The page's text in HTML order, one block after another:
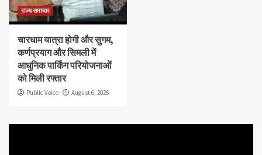
राज्य समाचार
चारधाम यात्रा होगी और सुगम,
कर्णप्रयाग और सिमली में
आधुनिक पार्किंग परियोजनाओं
को मिली रफ्तार
Public Voice August 6, 2026